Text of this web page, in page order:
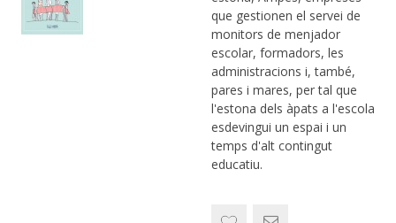
que gestionen el servei de
monitors de menjador
escolar, formadors, les
administracions i, també,
pares i mares, per tal que
l'estona dels àpats a l'escola
esdevingui un espai i un
temps d'alt contingut
educatiu.